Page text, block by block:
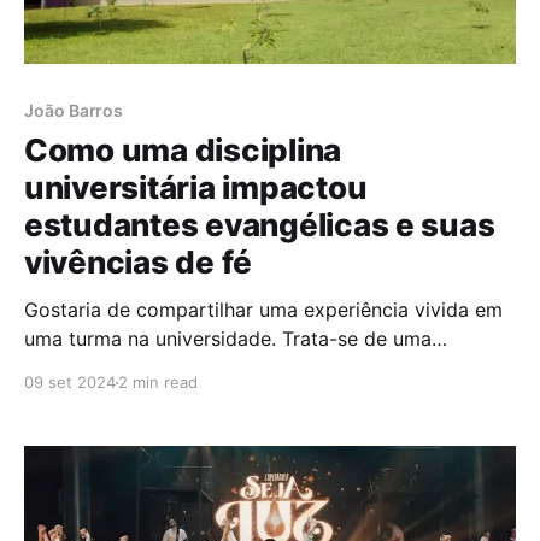
João Barros
Como uma disciplina
universitária impactou
estudantes evangélicas e suas
vivências de fé
Gostaria de compartilhar uma experiência vivida em
uma turma na universidade. Trata-se de uma
tratasse do fenômeno religioso em todo o campus
das Humanas/Sociais Aplicadas. O objetivo
09 set 20242 min read